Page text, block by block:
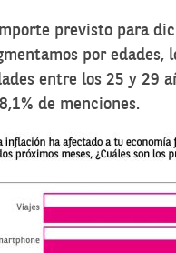
previsto para
por
entre los 25 y 29
de menciones.